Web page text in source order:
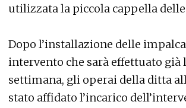
utilizzata la piccola cappella
Dopo l’installazione delle
intervento che sarà effettuato già
settimana, gli operai della ditta
stato affidato l’incarico